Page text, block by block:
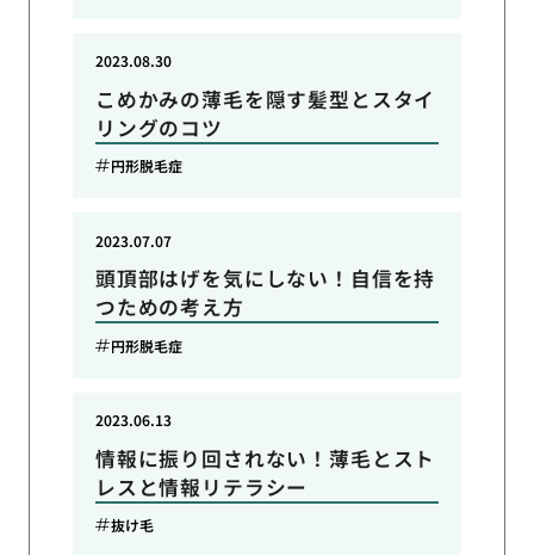
こめかみの薄毛を隠す髪型とスタイ
リングのコツ
2023.08.30
円形脱毛症
頭頂部はげを気にしない！自信を持
つための考え方
2023.07.07
円形脱毛症
情報に振り回されない！薄毛とスト
レスと情報リテラシー
2023.06.13
抜け毛